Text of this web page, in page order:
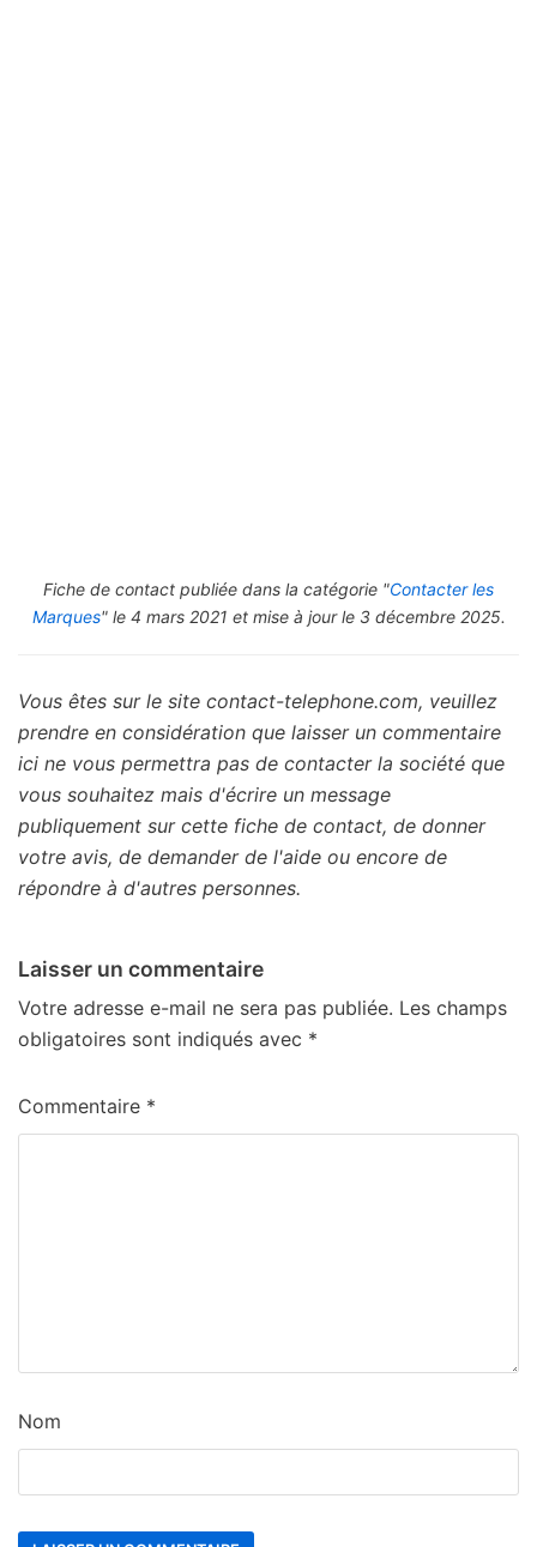
Fiche de contact publiée dans la catégorie "Contacter les
Marques" le 4 mars 2021 et mise à jour le 3 décembre 2025.
Vous êtes sur le site contact-telephone.com, veuillez
prendre en considération que laisser un commentaire
ici ne vous permettra pas de contacter la société que
vous souhaitez mais d'écrire un message
publiquement sur cette fiche de contact, de donner
votre avis, de demander de l'aide ou encore de
répondre à d'autres personnes.
Laisser un commentaire
Votre adresse e-mail ne sera pas publiée. Les champs
obligatoires sont indiqués avec *
Commentaire *
Nom